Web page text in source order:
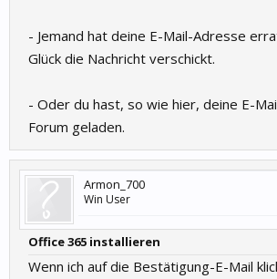
- Jemand hat deine E-Mail-Adresse
Glück die Nachricht verschickt.
- Oder du hast, so wie hier, deine E-
Forum geladen.
Armon_700
Win User
Office 365 installieren
Wenn ich auf die Bestätigung-E-Mail